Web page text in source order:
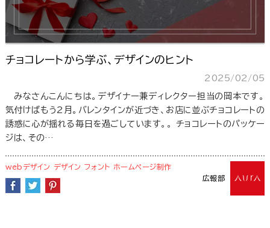
チョコレートから学ぶ、デザインのヒント
2025/02/05
みなさんこんにちは。デザイナー兼ディレクター担当の岡本です。
気付けばもう2月。バレンタインが近づき、お店に並ぶチョコレートの
誘惑に心が揺れる毎日を過ごしています。。 チョコレートのパッケー
ジは、その…
広報部
webデザイン デザイン フォント ホームページ制作